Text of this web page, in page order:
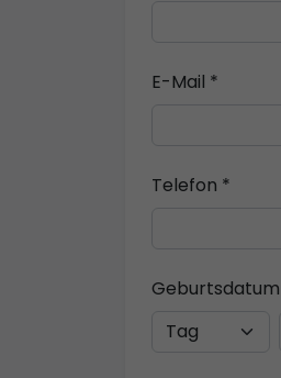
E-Mail *
Telefon *
Geburtsdatum